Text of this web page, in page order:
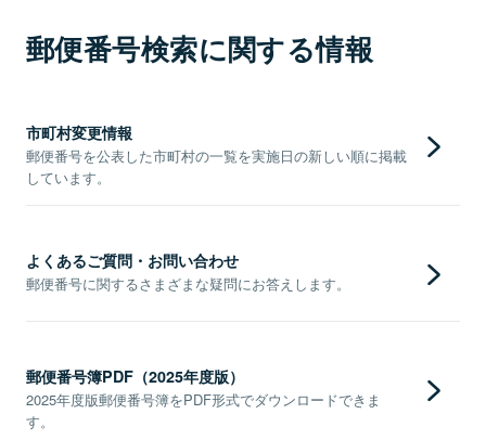
郵便番号検索に関する情報
市町村変更情報
郵便番号を公表した市町村の一覧を実施日の新しい順に掲載
しています。
よくあるご質問・お問い合わせ
郵便番号に関するさまざまな疑問にお答えします。
郵便番号簿PDF（2025年度版）
2025年度版郵便番号簿をPDF形式でダウンロードできま
す。